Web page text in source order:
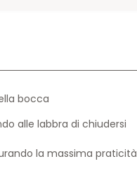
bocca
alle labbra di chiudersi
la massima praticità